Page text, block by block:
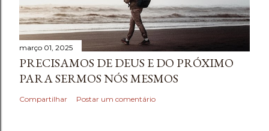
março 01, 2025
PRECISAMOS DE DEUS E DO PRÓXIMO
PARA SERMOS NÓS MESMOS
Compartilhar Postar um comentário